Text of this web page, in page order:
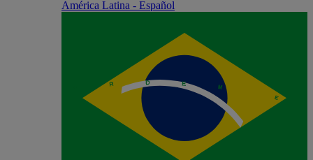
América Latina - Español